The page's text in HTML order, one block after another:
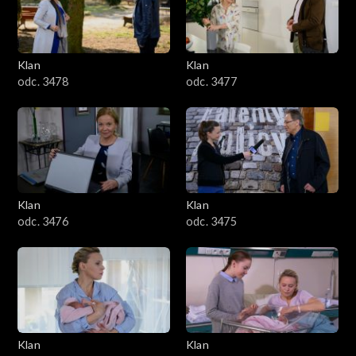
701–800
601–700
501–600
401–500
301–400
201–300
101–200
1–100
Klan
odc. 3478
Klan
odc. 3477
Klan
odc. 3476
Klan
odc. 3475
Klan
Klan